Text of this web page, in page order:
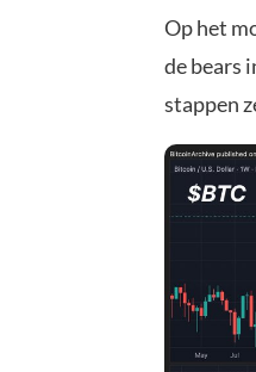
Op het
de bears
stappen